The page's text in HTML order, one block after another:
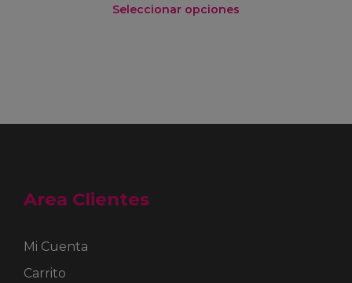
Seleccionar opciones
opciones
Area Clientes
Mi Cuenta
Carrito